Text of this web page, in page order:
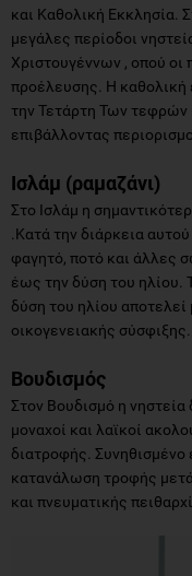
και Καθολική Εκκλησία.
μεγάλες περίοδοι
Χριστουγέννων , οπού οι
προέλευσης. Η καθολική
την Τετάρτη Των
επιβάλλοντας
Ισλάμ (ραμαζάνι)
Στο Ισλάμ η
.Κατά την διάρκεια
φαγητό, ποτό και άλλες
έως την δύση του ηλίου.
δύση του ηλίου αποτελεί
οικογενειακής σύσφιξης.
Βουδισμός
Στον Βουδισμό η νηστεία
μοναχοί και λαϊκοί
διατροφής. Συνηθισμένο
κατανάλωση τροφής
και πνευματικής